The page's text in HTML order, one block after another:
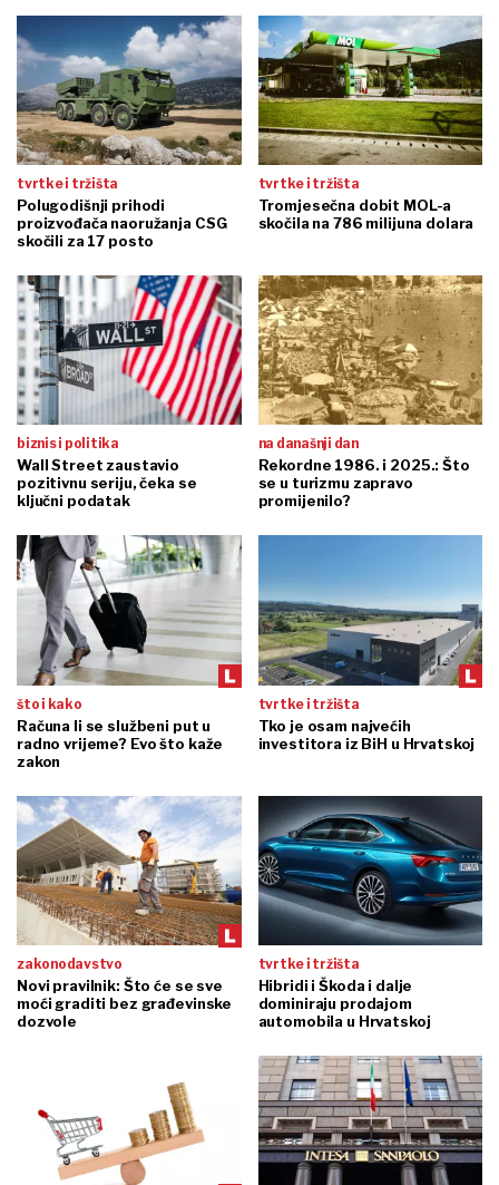
tvrtke i tržišta
Polugodišnji prihodi
proizvođača naoružanja CSG
skočili za 17 posto
tvrtke i tržišta
Tromjesečna dobit MOL-a
skočila na 786 milijuna dolara
biznis i politika
Wall Street zaustavio
pozitivnu seriju, čeka se
ključni podatak
na današnji dan
Rekordne 1986. i 2025.: Što
se u turizmu zapravo
promijenilo?
što i kako
Računa li se službeni put u
radno vrijeme? Evo što kaže
zakon
tvrtke i tržišta
Tko je osam najvećih
investitora iz BiH u Hrvatskoj
zakonodavstvo
Novi pravilnik: Što će se sve
moći graditi bez građevinske
dozvole
tvrtke i tržišta
Hibridi i Škoda i dalje
dominiraju prodajom
automobila u Hrvatskoj